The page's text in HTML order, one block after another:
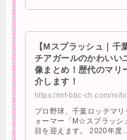
【Mスプラッシュ｜千
チアガールのかわいい
像まとめ！歴代のマリ
介します！
https://mf-bbc-ch.com/ni/
プロ野球、千葉ロッテマ
ォーマー「M☆スプラッシ
目を迎えます。 2020年度…